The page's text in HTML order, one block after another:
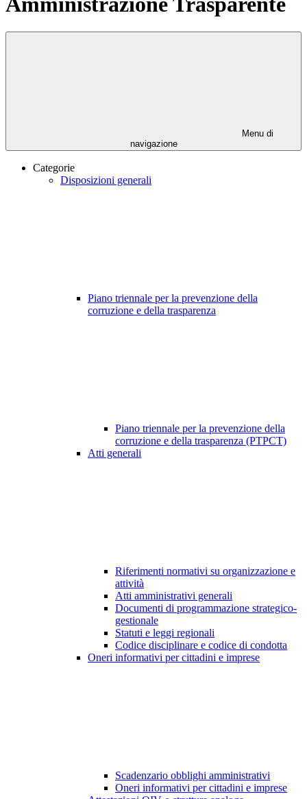
Menu di
navigazione
Categorie
Disposizioni generali
Piano triennale per la prevenzione della
corruzione e della trasparenza
Piano triennale per la prevenzione della
corruzione e della trasparenza (PTPCT)
Atti generali
Riferimenti normativi su organizzazione e
attività
Atti amministrativi generali
Documenti di programmazione strategico-
gestionale
Statuti e leggi regionali
Codice disciplinare e codice di condotta
Oneri informativi per cittadini e imprese
Scadenzario obblighi amministrativi
Oneri informativi per cittadini e imprese